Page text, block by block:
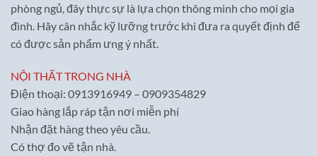
phòng ngủ, đây thực sự là lựa chọn thông minh cho mọi gia
đình. Hãy cân nhắc kỹ lưỡng trước khi đưa ra quyết định để
có được sản phẩm ưng ý nhất.
NỘI THẤT TRONG NHÀ
Điện thoại: 0913916949 – 0909354829
Giao hàng lắp ráp tận nơi miễn phí
Nhận đặt hàng theo yêu cầu.
Có thợ đo vẽ tận nhà.